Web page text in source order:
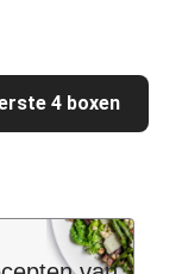
4 boxen